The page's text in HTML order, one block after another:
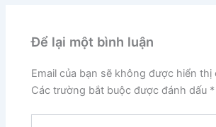
Để lại một bình luận
Email của bạn sẽ không được hiển thị
Các trường bắt buộc được đánh dấu *